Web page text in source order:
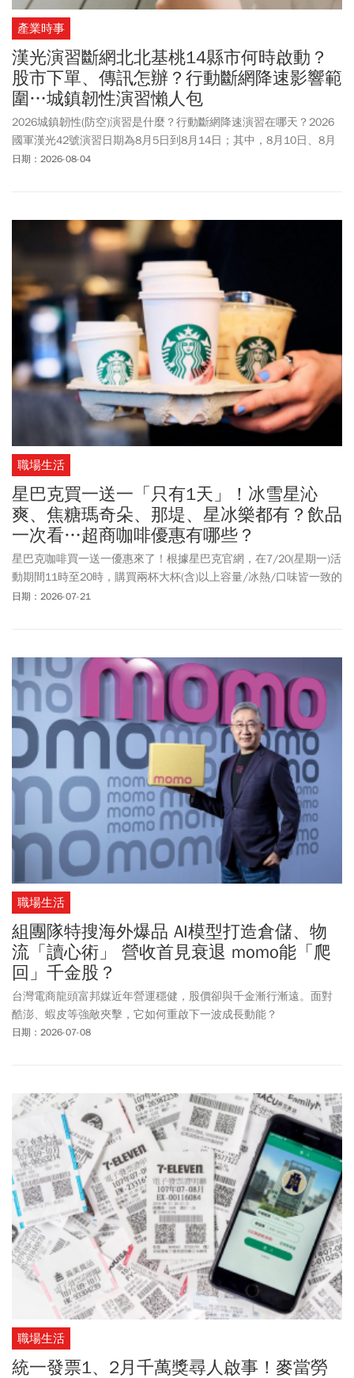
產業時事
漢光演習斷網北北基桃14縣市何時啟動？
股市下單、傳訊怎辦？行動斷網降速影響範
圍…城鎮韌性演習懶人包
2026城鎮韌性(防空)演習是什麼？行動斷網降速演習在哪天？2026
國軍漢光42號演習日期為8月5日到8月14日；其中，8月10日、8月
13日首次加入「行動網路受阻」演練，屆時將實施30分鐘行動斷
演習時間、行動斷網演習相關資訊與問題懶人包，帶讀者了解有哪
些重點。
日期：2026-08-04
職場生活
星巴克買一送一「只有1天」！冰雪星沁
爽、焦糖瑪奇朵、那堤、星冰樂都有？飲品
一次看…超商咖啡優惠有哪些？
星巴克咖啡買一送一優惠來了！根據星巴克官網，在7/20(星期一)活
動期間11時至20時，購買兩杯大杯(含)以上容量/冰熱/口味皆一致的
飲料，其中一杯由星巴克招待。這次買一送一的活動品項，包括推
日期：2026-07-21
職場生活
組團隊特搜海外爆品 AI模型打造倉儲、物
流「讀心術」 營收首見衰退 momo能「爬
回」千金股？
台灣電商龍頭富邦媒近年營運穩健，股價卻與千金漸行漸遠。面對
酷澎、蝦皮等強敵夾擊，它如何重啟下一波成長動能？
日期：2026-07-08
職場生活
統一發票1、2月千萬獎尋人啟事！麥當勞